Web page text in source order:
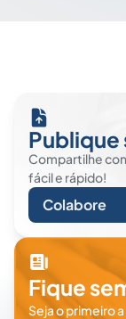
Publique
Compartilhe
fácil e rápido!
Colabore
Fique
Seja o primeiro